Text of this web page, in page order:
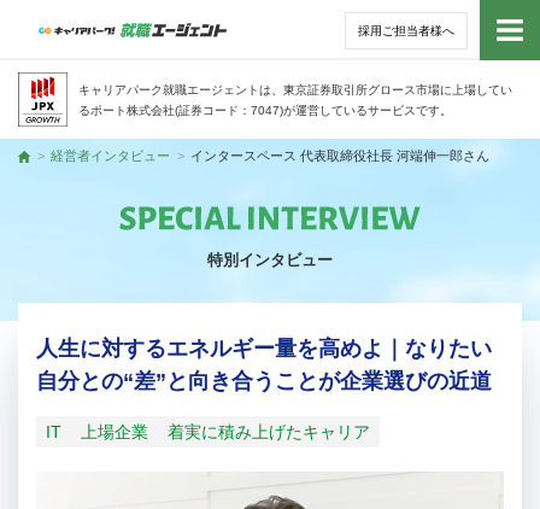
採用ご担当者様へ
キャリアパーク就職エージェントは、東京証券取引所グロース市場に上場してい
るポート株式会社(証券コード：7047)が運営しているサービスです。
トッ
トップ
経営者インタビュー インタースペース 代表取締役社長 河端伸一郎さん
特別インタビュー
人生に対するエネルギー量を高めよ｜なりたい
自分との“差”と向き合うことが企業選びの近道
IT 上場企業 着実に積み上げたキャリア